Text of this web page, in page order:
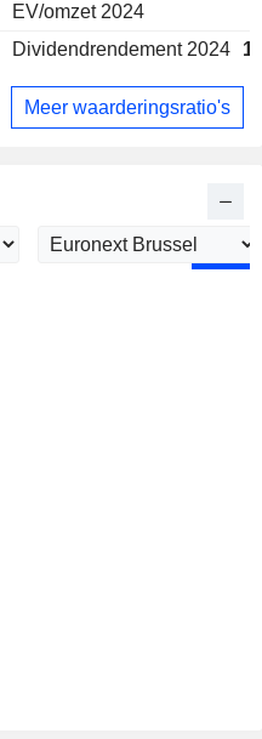
EV/omzet 2024
Dividendrendement 2024
Meer waarderingsratio's